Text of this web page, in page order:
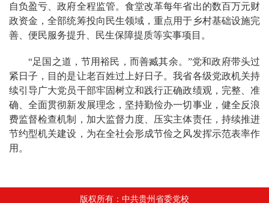
自负盈亏、政府全程监管。食堂改革每年省出的数百万元财
政资金，全部统筹投向民生领域，重点用于乡村基础设施完
善、便民服务提升、民生保障提质等实事项目。
“足国之道，节用裕民，而善臧其余。”党和政府带头过
紧日子，目的是让老百姓过上好日子。我省各级党政机关持
续引导广大党员干部牢固树立和践行正确政绩观，完整、准
确、全面贯彻新发展理念，坚持勤俭办一切事业，健全反浪
费监督检查机制，加大监督力度、压实主体责任，持续推进
节约型机关建设，为在全社会形成节俭之风发挥示范表率作
用。
版权所有：中共贵州省委党校